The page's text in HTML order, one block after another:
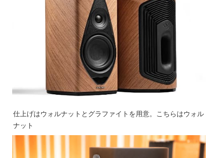
仕上げはウォルナットとグラファイトを用意。こちらはウォル
ナット